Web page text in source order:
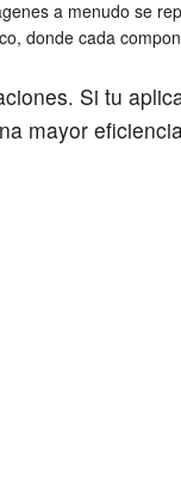
a menudo se
donde cada
Si tu
mayor